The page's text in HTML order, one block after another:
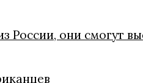
России, они смогут